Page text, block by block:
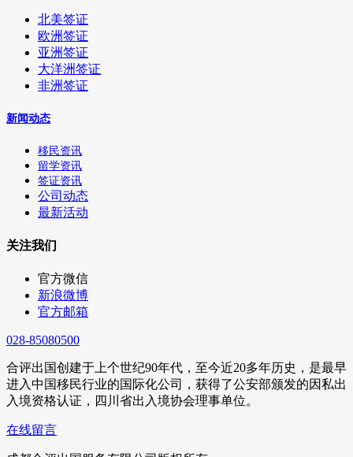
北美签证
欧洲签证
亚洲签证
大洋洲签证
非洲签证
新闻动态
移民资讯
留学资讯
签证资讯
公司动态
最新活动
关注我们
官方微信
新浪微博
官方邮箱
028-85080500
合评出国创建于上个世纪90年代，至今近20多年历史，是最早
进入中国移民行业的国际化公司，获得了公安部颁发的因私出
入境资格认证，四川省出入境协会理事单位。
在线留言